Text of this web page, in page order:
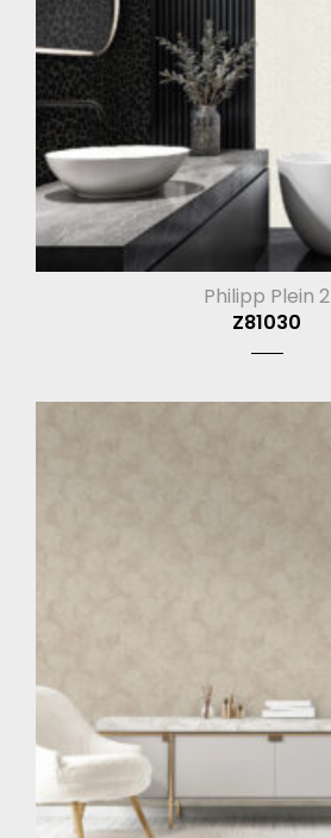
Philipp Plein 2
Z81030